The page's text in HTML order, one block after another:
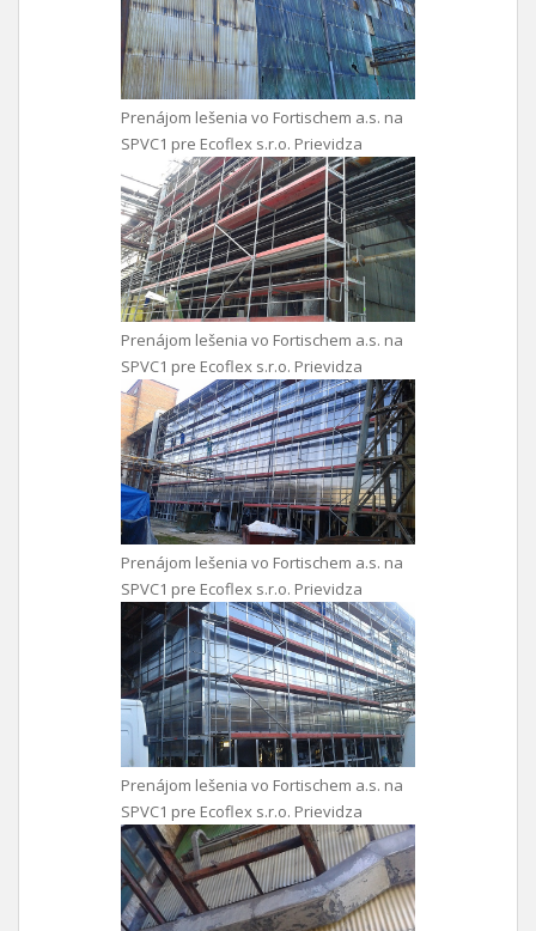
Prenájom lešenia vo Fortischem a.s. na
SPVC1 pre Ecoflex s.r.o. Prievidza
Prenájom lešenia vo Fortischem a.s. na
SPVC1 pre Ecoflex s.r.o. Prievidza
Prenájom lešenia vo Fortischem a.s. na
SPVC1 pre Ecoflex s.r.o. Prievidza
Prenájom lešenia vo Fortischem a.s. na
SPVC1 pre Ecoflex s.r.o. Prievidza